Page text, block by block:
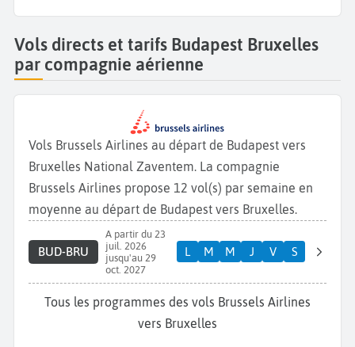
Vols directs et tarifs Budapest Bruxelles
par compagnie aérienne
Vols Brussels Airlines au départ de Budapest vers
Bruxelles National Zaventem. La compagnie
Brussels Airlines propose 12 vol(s) par semaine en
moyenne au départ de Budapest vers Bruxelles.
BUD-BRU
A partir du 23
juil. 2026
jusqu'au 29
oct. 2027
L M M J V S
Tous les programmes des vols Brussels Airlines
vers Bruxelles